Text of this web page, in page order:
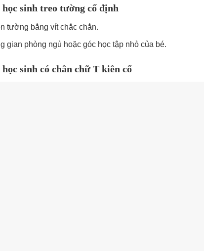
sinh treo tường cố định
tường bằng vít chắc chắn.
gian phòng ngủ hoặc góc học tập nhỏ của bé.
sinh có chân chữ T kiên cố